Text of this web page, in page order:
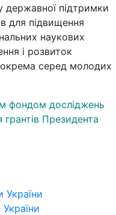
державної підтримки
для підвищення
наукових
і розвиток
серед молодих
фондом досліджень
Президента
України